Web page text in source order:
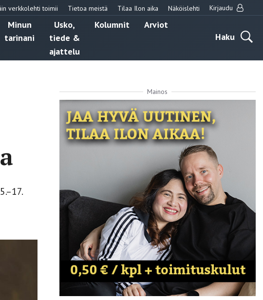
verkkolehti toimii Tietoa meistä Tilaa Ilon aika Näköislehti Kirjaudu
Minun
tarinani
Usko,
tiede &
ajattelu
Kolumnit
Arviot
Haku
Mainos